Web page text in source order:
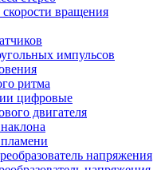
вращения
импульсов
ритма
цифровые
двигателя
напряжения